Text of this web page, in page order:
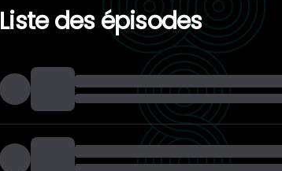
Liste des épisodes